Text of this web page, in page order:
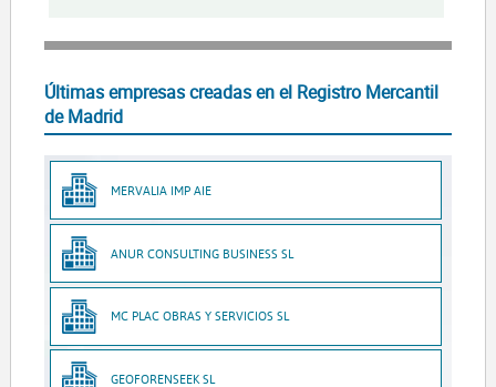
Últimas empresas creadas en el Registro Mercantil
de Madrid
MERVALIA IMP AIE
ANUR CONSULTING BUSINESS SL
MC PLAC OBRAS Y SERVICIOS SL
GEOFORENSEEK SL